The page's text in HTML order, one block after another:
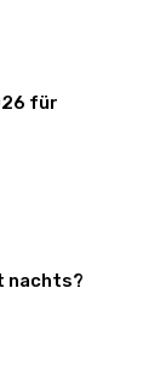
für
nachts?